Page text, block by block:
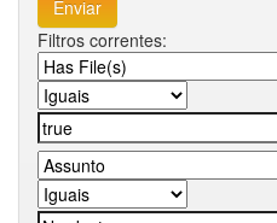
Filtros correntes: